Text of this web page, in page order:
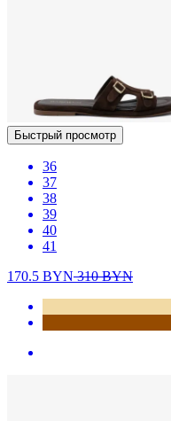
Быстрый просмотр
36
37
38
39
40
41
170.5 BYN310BYN